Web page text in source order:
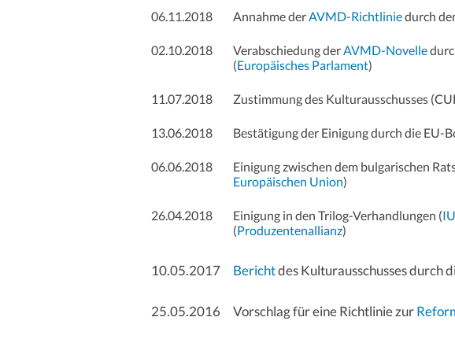
06.11.2018 Annahme derAVMD-Richtliniedurch
02.10.2018 Verabschiedung derAVMD-Novelle
(Europäisches Parlament)
11.07.2018 Zustimmung des Kulturausschusses
13.06.2018 Bestätigung der Einigung durch die EU-
06.06.2018 Einigung zwischen dem bulgarischen
Europäischen Union)
26.04.2018 Einigung in den Trilog-Verhandlungen (
(Produzentenallianz)
10.05.2017 Berichtdes Kulturausschusses durch
25.05.2016 Vorschlag für eine Richtlinie zur